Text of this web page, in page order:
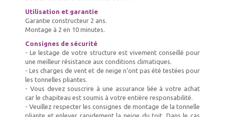
Utilisation et garantie
Garantie constructeur 2 ans.
Montage à 2 en 10 minutes.
Consignes de sécurité
- Le lestage de votre structure est vivement conseillé pour
une meilleur résistance aux conditions climatiques.
- Les charges de vent et de neige n’ont pas été testées pour
les tonnelles pliantes.
- Vous devez souscrire à une assurance liée à votre achat
car le chapiteau est soumis à votre entière responsabilité.
- Veuillez respecter les consignes de montage de la tonnelle
pliante et enlever rapidement la neige du toit. Dans le cas